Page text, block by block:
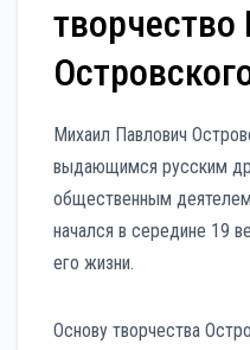
Михаил Павлович
выдающимся русским
общественным
начался в середине 19
его жизни.
Основу творчества